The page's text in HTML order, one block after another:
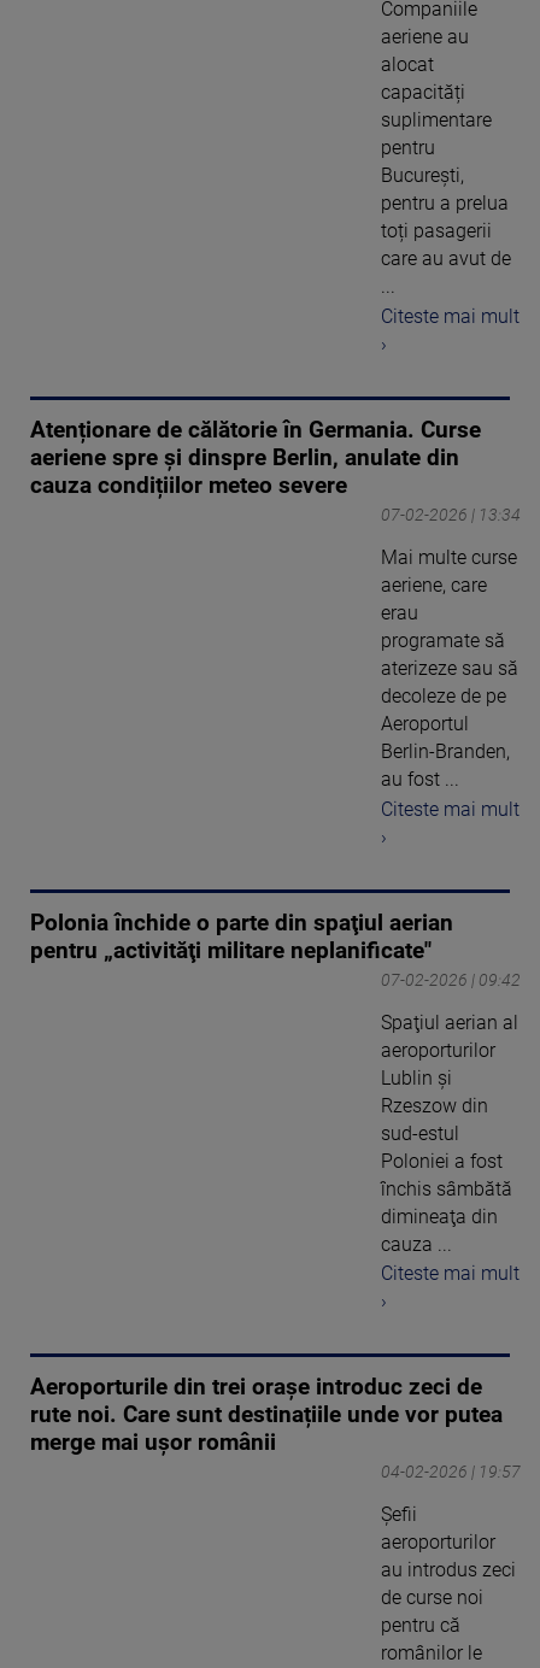
Companiile
aeriene au
alocat
capacități
suplimentare
pentru
București,
pentru a prelua
toți pasagerii
care au avut de
...
Citeste mai mult
›
Atenționare de călătorie în Germania. Curse
aeriene spre și dinspre Berlin, anulate din
cauza condițiilor meteo severe
07-02-2026 | 13:34
Mai multe curse
aeriene, care
erau
programate să
aterizeze sau să
decoleze de pe
Aeroportul
Berlin-Branden,
au fost ...
Citeste mai mult
›
Polonia închide o parte din spaţiul aerian
pentru „activităţi militare neplanificate"
07-02-2026 | 09:42
Spaţiul aerian al
aeroporturilor
Lublin şi
Rzeszow din
sud-estul
Poloniei a fost
închis sâmbătă
dimineaţa din
cauza ...
Citeste mai mult
›
Aeroporturile din trei orașe introduc zeci de
rute noi. Care sunt destinațiile unde vor putea
merge mai ușor românii
04-02-2026 | 19:57
Șefii
aeroporturilor
au introdus zeci
de curse noi
pentru că
românilor le